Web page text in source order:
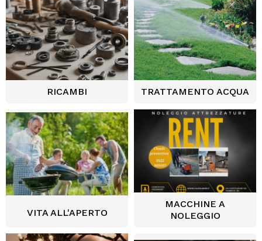
RICAMBI TRATTAMENTO ACQUA
VITA ALL'APERTO
MACCHINE A
NOLEGGIO